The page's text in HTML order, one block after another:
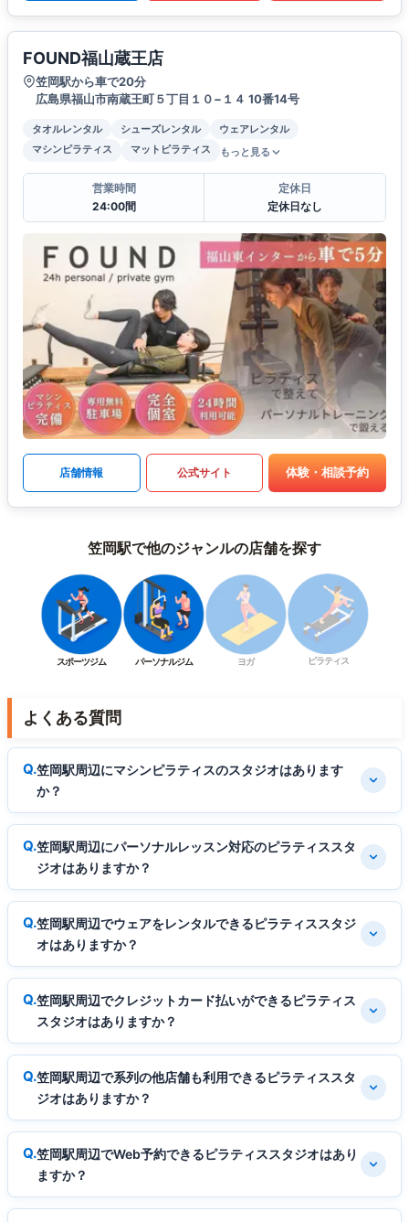
FOUND福山蔵王店
笠岡駅から車で20分
広島県福山市南蔵王町５丁目１０−１４ 10番14号
タオルレンタル シューズレンタル
ウェアレンタル
マシンピラティス
マットピラティス もっと見る
営業時間
24:00間
定休日
定休日なし
店舗情報 公式サイト 体験・相談予約
笠岡駅で他のジャンルの店舗を探す
スポーツジム パーソナルジム ヨガ ピラティス
よくある質問
笠岡駅周辺にマシンピラティスのスタジオはあります
か？
笠岡駅周辺にパーソナルレッスン対応のピラティススタ
ジオはありますか？
笠岡駅周辺でウェアをレンタルできるピラティススタジ
オはありますか？
笠岡駅周辺でクレジットカード払いができるピラティス
スタジオはありますか？
笠岡駅周辺で系列の他店舗も利用できるピラティススタ
ジオはありますか？
笠岡駅周辺でWeb予約できるピラティススタジオはあり
ますか？